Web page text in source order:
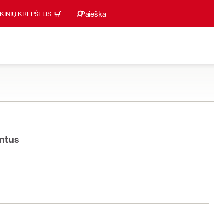
KREPŠELIS Paieška
Paieškos pasiūlymai